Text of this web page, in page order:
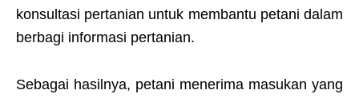
konsultasi pertanian untuk membantu petani dalam
berbagi informasi pertanian.
Sebagai hasilnya, petani menerima masukan yang